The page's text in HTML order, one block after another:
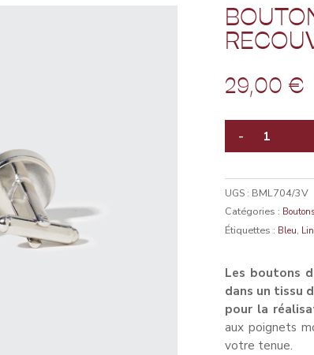
29,00 €
-
UGS : BML704/3V
Catégories :
Étiquettes : Bleu, Lin
Les boutons
dans un tissu
pour la
aux poignets
votre tenue.